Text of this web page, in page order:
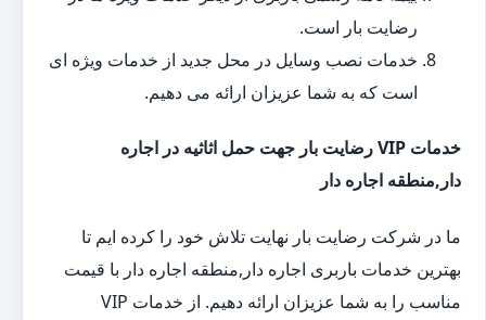
رضایت بار است.
خدمات نصب وسایل در محل جدید از خدمات ویژه ای
است که به شما عزیزان ارائه می دهیم.
خدمات VIP رضایت بار جهت حمل اثاثیه در اجاره
دار,منطقه اجاره دار
ما در شرکت رضایت بار نهایت تلاش خود را کرده ایم تا
بهترین خدمات باربری اجاره دار,منطقه اجاره دار با قیمت
مناسب را به شما عزیزان ارائه دهیم. از خدمات VIP